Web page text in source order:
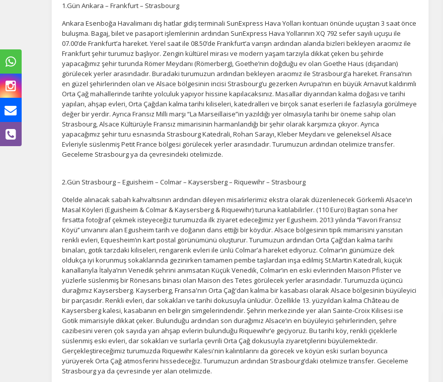
ÇEREZ KULLANIM AYARLARINIZ
Çerez tercihlerinizibelirleyin
izin vermemeyi seçebilirsiniz ancak bu durumda sitemiz umduğumuz gibi çalışmaya
inceleyebilirsiniz.
Zorunlu Çerezler HER ZAMAN AKTIF
Oturum yönetimi, güvenlik ve temel site işlevleri için gereklidir. Bu
çerezler olmadan site düzgün çalışmaz ve devre dışı bırakılamaz.
İstatistik Çerezleri
Ziyaretçilerin siteyi nasıl kullandığını anonim olarak ölçeriz. Hangi
sayfaların popüler olduğunu ve kullanıcıların nerede zorluk yaşadığını
anlamamıza yardımcı olur.
Pazarlama Çerezleri
1.Gün Ankara – Frankfurt – Strasbourg
Ankara Esenboğa Havalimanı dış hatlar gidiş terminali SunExpress Hava Yolları kontuarı önünde uçuştan 3 saat önce
buluşma. Bagaj, bilet ve pasaport işlemlerinin ardından SunExpress Hava Yollarının XQ 792 sefer sayılı uçuşu ile
07.00’de Frankfurt’a hareket. Yerel saat ile 08.50’de Frankfurt’a varışın ardından alanda bizleri bekleyen aracımız ile
Frankfurt şehir turumuz başlıyor. Zengin kültürel mirası ve modern yaşam tarzıyla dikkat çeken bu şehirde
yapacağımız şehir turunda Römer Meydanı (Römerberg), Goethe’nin doğduğu ev olan Goethe Haus (dışarıdan)
görülecek yerler arasındadır. Buradaki turumuzun ardından bekleyen aracımız ile Strasbourg’a hareket. Fransa’nın
en güzel şehirlerinden olan ve Alsace bölgesinin incisi Strasbourg’u gezerken Avrupa’nın en büyük Arnavut kaldırımlı
Orta Çağ mahallerinde tarihte yolculuk yapıyor hissine kapılacaksınız. Masallar diyarından kalma doğası ve tarihi
yapıları, ahşap evleri, Orta Çağdan kalma tarihi kiliseleri, katedralleri ve birçok sanat eserleri ile fazlasıyla görülmeye
değer bir yerdir. Ayrıca Fransız Milli marşı “La Marseillaise”in yazıldığı yer olmasıyla tarihi bir öneme sahip olan
Strasbourg, Alsace Kültürüyle Fransız mimarisinin harmanlandığı bir şehir olarak karşımıza çıkıyor. Ayrıca
yapacağımız şehir turu esnasında Strasbourg Katedrali, Rohan Sarayı, Kleber Meydanı ve geleneksel Alsace
Evleriyle süslenmiş Petit France bölgesi görülecek yerler arasındadır. Turumuzun ardından otelimize transfer.
Geceleme Strasbourg ya da çevresindeki otelimizde.
2.Gün Strasbourg – Eguisheim – Colmar – Kaysersberg – Riquewihr – Strasbourg
Otelde alınacak sabah kahvaltısının ardından dileyen misaﬁrlerimiz ekstra olarak düzenlenecek Görkemli Alsace’ın
Masal Köyleri (Eguisheim & Colmar & Kaysersberg & Riquewihr) turuna katılabilirler. (110 Euro) Baştan sona her
fırsatta fotoğraf çekmek isteyeceğiz turumuzda ilk ziyaret edeceğimiz yer Egusheim. 2013 yılında ‘’Favori Fransız
Köyü’’ unvanını alan Egusheim tarih ve doğanın dans ettiği bir köydür. Alsace bölgesinin tipik mimarisini yansıtan
renkli evleri, Equesheim’ın kart postal görünümünü oluşturur. Turumuzun ardından Orta Çağ’dan kalma tarihi
binaları, gotik tarzdaki kiliseleri, rengarenk evleri ile ünlü Colmar’a hareket ediyoruz. Colmar’ın günümüze dek
oldukça iyi korunmuş sokaklarında gezinirken tamamen pembe taşlardan inşa edilmiş St.Martin Katedrali, küçük
kanallarıyla İtalya’nın Venedik şehrini anımsatan Küçük Venedik, Colmar’ın en eski evlerinden Maison Pfister ve
yüzlerle süslenmiş bir Rönesans binası olan Maison des Tetes görülecek yerler arasındadır. Turumuzda üçüncü
durağımız Kaysersberg. Kayserberg, Fransa'nın Orta Çağ'dan kalma bir kasabası olarak Alsace bölgesinin büyüleyici
bir parçasıdır. Renkli evleri, dar sokakları ve tarihi dokusuyla ünlüdür. Özellikle 13. yüzyıldan kalma Château de
Kaysersberg kalesi, kasabanın en belirgin simgelerindendir. Şehrin merkezinde yer alan Sainte-Croix Kilisesi ise
Gotik mimarisiyle dikkat çeker. Bulunduğu ardından son durağımız Alsace’ın en büyüleyici şehirlerinden, şehre
cazibesini veren çok sayıda yarı ahşap evlerin bulunduğu Riquewihr’e geçiyoruz. Bu tarihi köy, renkli çiçeklerle
süslenmiş eski evleri, dar sokakları ve surlarla çevrili Orta Çağ dokusuyla ziyaretçilerini büyülemektedir.
Gerçekleştireceğimiz turumuzda Riquewihr Kalesi'nin kalıntılarını da görecek ve köyün eski surları boyunca
yürüyerek Orta Çağ atmosferini hissedeceğiz. Turumuzun ardından Strasbourg’daki otelimize transfer. Geceleme
Strasbourg ya da çevresinde yer alan otelimizde.